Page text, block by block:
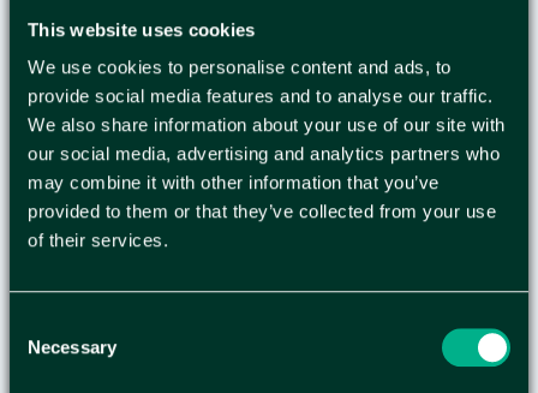
This website uses cookies
We use cookies to personalise content and ads, to
provide social media features and to analyse our traffic.
We also share information about your use of our site with
our social media, advertising and analytics partners who
may combine it with other information that you’ve
provided to them or that they’ve collected from your use
of their services.
Selection
Necessary
Cederroth Soft Foam Bandage fungerar både
som plåster och som bandage och är lämplig för
mindre sår. Idealiskt för snabb och enkel sårvård.
CEDERROTH Soft Foam är lätt att applicera på
fingrar, händer, armar, tår, fötter och ben med
mera. Förbandet passar på alla typer av små sår
oberoende av värme, kyla, vått eller torrt och
eller hår. Riv enkelt av en passande bit och linda
runt det skadade området. Vid kraftig blödning,